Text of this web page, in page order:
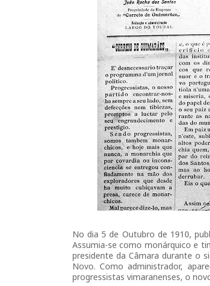
No dia 5 de Outubro de 1910,
Assumia-se como monárquico e
presidente da Câmara durante o
Novo. Como administrador,
progressistas vimaranenses, o